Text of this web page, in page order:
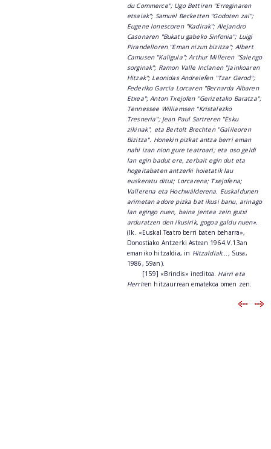
du Commerce"; Ugo Bettiren "Erreginaren
etsaiak"; Samuel Becketten "Godoten zai";
Eugene lonescoren "Kadirak"; Alejandro
Casonaren "Bukatu gabeko Sinfonia"; Luigi
Pirandelloren "Eman nizun bizitza"; Albert
Camusen "Kaligula"; Arthur Milleren "Salengo
sorginak"; Ramon Valle Inclanen "Jainkoaren
Hitzak"; Leonidas Andreiefen "Tzar Garod";
Federiko Garcia Lorcaren "Bernarda Albaren
Etxea"; Anton Txejofen "Gerizetako Baratza";
Tennessee Williamsen "Kristalezko
Tresneria"; Jean Paul Sartreren "Esku
zikinak", eta Bertolt Brechten "Galileoren
Bizitza". Honekin pizkat antza berri eman
nahi izan nion gure teatroari; eta oso geldi
lan egin badut ere, zerbait egin dut eta
hogeitabaten antzerki hoietatik lau
euskeratu ditut; Lorcarena; Txejofena;
Vallerena eta Hochwálderena. Euskaldunen
arimetan adore pizka bat ikusi banu, arinago
lan egingo nuen, baina jentea zein gutxi
arduratzen den ikusirik, gogoa galdu nuen».
(Ik. «Euskal Teatro berri baten beharra»,
Donostiako Antzerki Astean 1964.V.13an
emaniko hitzaldia, in Hitzaldiak..., Susa,
1986, 59an).
[159] «Brindis» ineditoa. Harri eta
Herriren hitzaurrean ematekoa omen zen.